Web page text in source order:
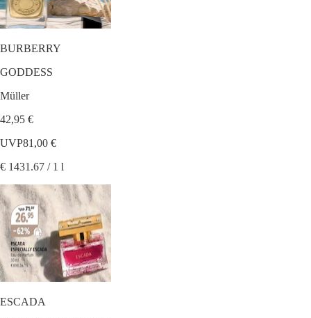
BURBERRY
GODDESS
Müller
42,95 €
UVP81,00 €
€ 1431.67 / 1 l
ESCADA